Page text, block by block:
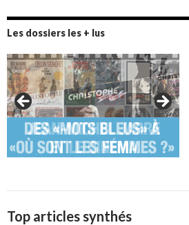
Les dossiers les + lus
Top articles synthés